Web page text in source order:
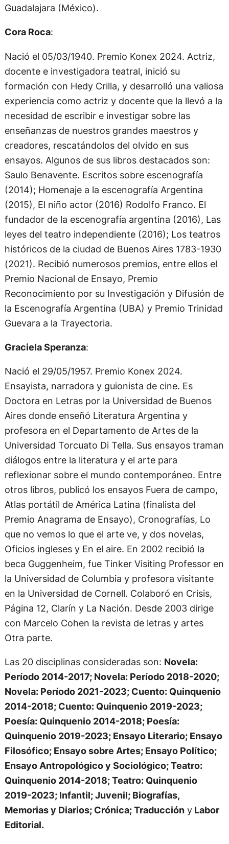
Guadalajara (México).
Cora Roca:
Nació el 05/03/1940. Premio Konex 2024. Actriz,
docente e investigadora teatral, inició su
formación con Hedy Crilla, y desarrolló una valiosa
experiencia como actriz y docente que la llevó a la
necesidad de escribir e investigar sobre las
enseñanzas de nuestros grandes maestros y
creadores, rescatándolos del olvido en sus
ensayos. Algunos de sus libros destacados son:
Saulo Benavente. Escritos sobre escenografía
(2014); Homenaje a la escenografía Argentina
(2015), El niño actor (2016) Rodolfo Franco. El
fundador de la escenografía argentina (2016), Las
leyes del teatro independiente (2016); Los teatros
históricos de la ciudad de Buenos Aires 1783-1930
(2021). Recibió numerosos premios, entre ellos el
Premio Nacional de Ensayo, Premio
Reconocimiento por su Investigación y Difusión de
la Escenografía Argentina (UBA) y Premio Trinidad
Guevara a la Trayectoria.
Graciela Speranza:
Nació el 29/05/1957. Premio Konex 2024.
Ensayista, narradora y guionista de cine. Es
Doctora en Letras por la Universidad de Buenos
Aires donde enseñó Literatura Argentina y
profesora en el Departamento de Artes de la
Universidad Torcuato Di Tella. Sus ensayos traman
diálogos entre la literatura y el arte para
reflexionar sobre el mundo contemporáneo. Entre
otros libros, publicó los ensayos Fuera de campo,
Atlas portátil de América Latina (finalista del
Premio Anagrama de Ensayo), Cronografías, Lo
que no vemos lo que el arte ve, y dos novelas,
Oficios ingleses y En el aire. En 2002 recibió la
beca Guggenheim, fue Tinker Visiting Professor en
la Universidad de Columbia y profesora visitante
en la Universidad de Cornell. Colaboró en Crisis,
Página 12, Clarín y La Nación. Desde 2003 dirige
con Marcelo Cohen la revista de letras y artes
Otra parte.
Las 20 disciplinas consideradas son: Novela:
Período 2014-2017; Novela: Período 2018-2020;
Novela: Período 2021-2023; Cuento: Quinquenio
2014-2018; Cuento: Quinquenio 2019-2023;
Poesía: Quinquenio 2014-2018; Poesía:
Quinquenio 2019-2023; Ensayo Literario; Ensayo
Filosófico; Ensayo sobre Artes; Ensayo Político;
Ensayo Antropológico y Sociológico; Teatro:
Quinquenio 2014-2018; Teatro: Quinquenio
2019-2023; Infantil; Juvenil; Biografías,
Memorias y Diarios; Crónica; TraducciónyLabor
Editorial.